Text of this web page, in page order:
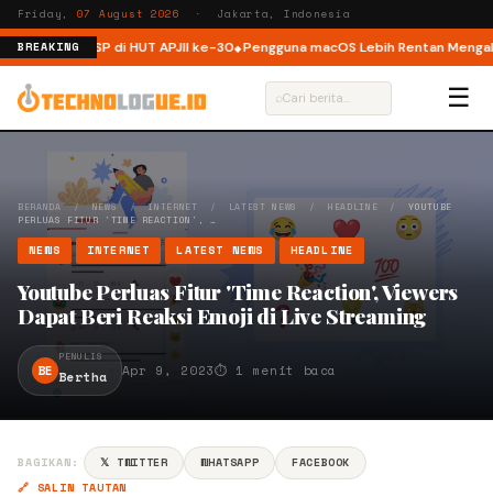
Friday, 07 August 2026 · Jakarta, Indonesia
BREAKINGISP di HUT APJII ke-30 Pengguna macOS Lebih Rentan
⌕ ☰
BERANDA/NEWS/INTERNET / LATEST NEWS /HEADLINE /YOUTUBE
PERLUAS FITUR 'TIME REACTION', …
NEWS INTERNET LATEST NEWS HEADLINE
Youtube Perluas Fitur 'Time Reaction', Viewers
Dapat Beri Reaksi Emoji di Live Streaming
BE
PENULIS
Bertha Apr 9, 2023⏱ 1 menit baca
BAGIKAN: 𝕏 TWITTER WHATSAPP
FACEBOOK
🔗 SALIN TAUTAN